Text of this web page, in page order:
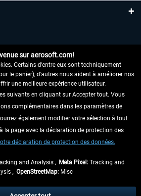
ICI
LES DERNIÈRES
si aucune description contraire.
sur aerosoft.com!
Certains d'entre eux sont techniquement
le panier), d'autres nous aident à améliorer nos
une meilleure expérience utilisateur.
suivants en cliquant sur Accepter tout. Vous
complémentaires dans les paramètres de
également modifier votre sélection à tout
la page avec la déclaration de protection des
déclaration de protection des données.
and Analysis , Meta Pixel: Tracking and
, OpenStreetMap:Misc